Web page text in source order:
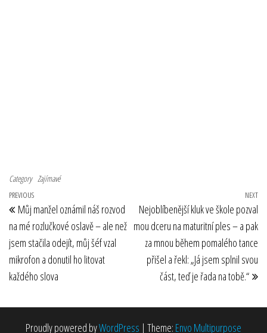
Category Zajímavé
Navigace pro příspěvek
Previous Post
PREVIOUS
Můj manžel oznámil náš rozvod
na mé rozlučkové oslavě – ale než
jsem stačila odejít, můj šéf vzal
mikrofon a donutil ho litovat
každého slova
NEXT
Nejoblíbenější kluk ve škole pozval
mou dceru na maturitní ples – a pak
za mnou během pomalého tance
přišel a řekl: „Já jsem splnil svou
část, teď je řada na tobě.“
Proudly powered byWordPress | Theme: Envo Multipurpose